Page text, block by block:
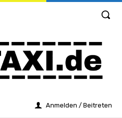
Anmelden / Beitreten